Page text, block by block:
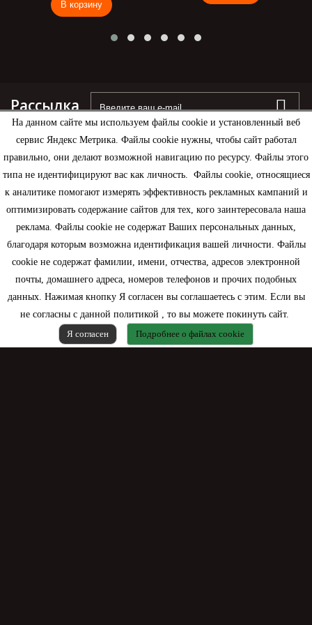
На данном сайте мы используем файлы cookie и установленный веб
сервис Яндекс Метрика. Файлы cookie нужны, чтобы сайт работал
правильно, они делают возможной навигацию по ресурсу. Файлы этого
типа не идентифицируют вас как личность. Файлы cookie, относящиеся
к аналитике помогают измерять эффективность рекламных кампаний и
оптимизировать содержание сайтов для тех, кого заинтересовала наша
реклама. Файлы cookie не содержат Ваших персональных данных,
благодаря которым возможна идентификация вашей личности. Файлы
cookie не содержат фамилии, имени, отчества, адресов электронной
почты, домашнего адреса, номеров телефонов и прочих подобных
данных. Нажимая кнопку Я согласен вы соглашаетесь с этим. Если вы
не согласны с данной политикой , то вы можете покинуть сайт.
Я согласен
Подробнее о файлах cookie
В корзину
Рассылка
Информация
Моя учетная запись
Контактная информация